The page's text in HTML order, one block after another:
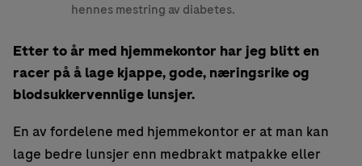
hennes mestring av diabetes.
Etter to år med hjemmekontor har jeg blitt en
racer på å lage kjappe, gode, næringsrike og
blodsukkervennlige lunsjer.
En av fordelene med hjemmekontor er at man kan
lage bedre lunsjer enn medbrakt matpakke eller